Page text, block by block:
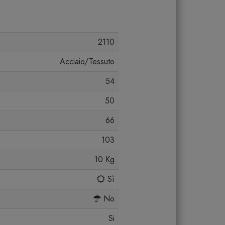
2110
Acciaio/Tessuto
54
50
66
103
10 Kg
Sì
No
Si